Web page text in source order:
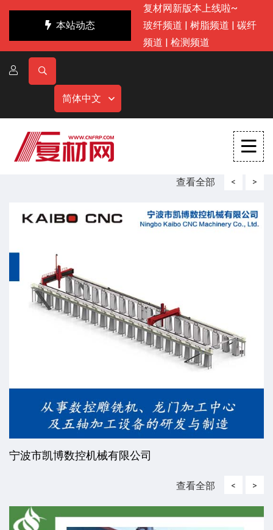
本站动态
复材网新版本上线啦~
玻纤频道 | 树脂频道 | 碳纤
频道 | 检测频道
简体中文
查看全部 <
宁波市凯博数控机械有限公司
>
查看全部 < >